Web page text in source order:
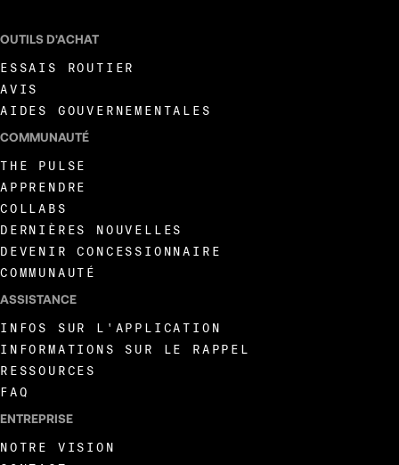
OUTILS D'ACHAT
ESSAIS ROUTIER
AVIS
AIDES GOUVERNEMENTALES
COMMUNAUTÉ
THE PULSE
APPRENDRE
COLLABS
DERNIÈRES NOUVELLES
DEVENIR CONCESSIONNAIRE
COMMUNAUTÉ
ASSISTANCE
INFOS SUR L'APPLICATION
INFORMATIONS SUR LE RAPPEL
RESSOURCES
FAQ
ENTREPRISE
NOTRE VISION